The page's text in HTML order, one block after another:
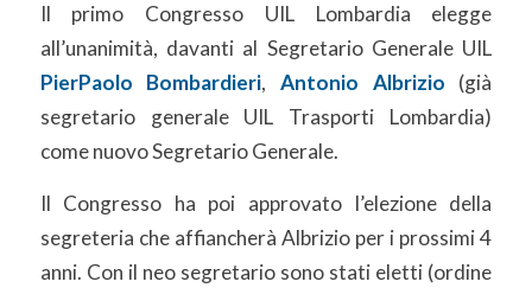
Il primo Congresso UIL Lombardia elegge
all’unanimità, davanti al Segretario Generale UIL
PierPaolo Bombardieri, Antonio Albrizio (già
segretario generale UIL Trasporti Lombardia)
come nuovo Segretario Generale.
Il Congresso ha poi approvato l’elezione della
segreteria che affiancherà Albrizio per i prossimi 4
anni. Con il neo segretario sono stati eletti (ordine